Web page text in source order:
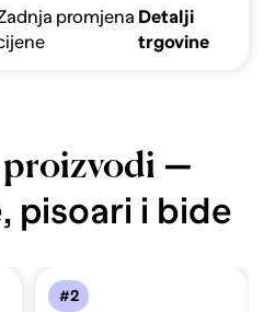
promjena Detalji
trgovine
—
pisoari i bide
#2